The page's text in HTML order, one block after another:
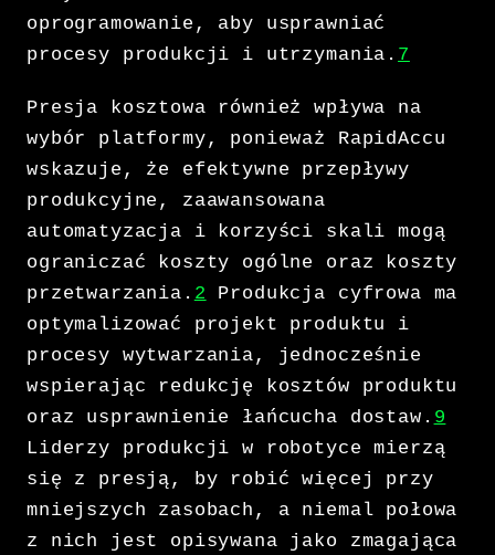
oprogramowanie, aby usprawniać
procesy produkcji i utrzymania. 7
Presja kosztowa również wpływa na
wybór platformy, ponieważ RapidAccu
wskazuje, że efektywne przepływy
produkcyjne, zaawansowana
automatyzacja i korzyści skali mogą
ograniczać koszty ogólne oraz koszty
przetwarzania. 2 Produkcja cyfrowa ma
optymalizować projekt produktu i
procesy wytwarzania, jednocześnie
wspierając redukcję kosztów produktu
oraz usprawnienie łańcucha dostaw. 9
Liderzy produkcji w robotyce mierzą
się z presją, by robić więcej przy
mniejszych zasobach, a niemal połowa
z nich jest opisywana jako zmagająca